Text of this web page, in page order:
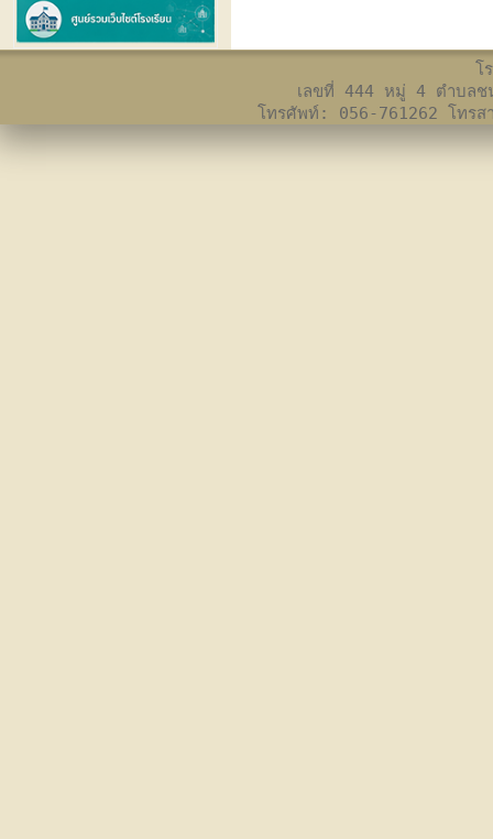
โ
เลขที่ 444 หมู่ 4 ตำบลช
โทรศัพท์: 056-761262 โทร